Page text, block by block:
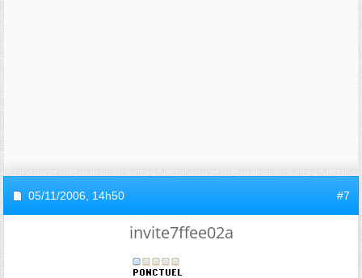
05/11/2006, 14h50 #7
invite7ffee02a